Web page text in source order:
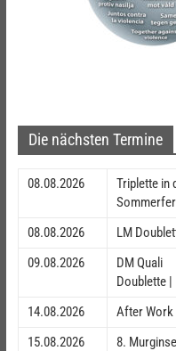
Die nächsten Termine
08.08.2026
Triplette in
08.08.2026
LM
09.08.2026
DM Quali
Doublette |
14.08.2026
After Work
15.08.2026
8.